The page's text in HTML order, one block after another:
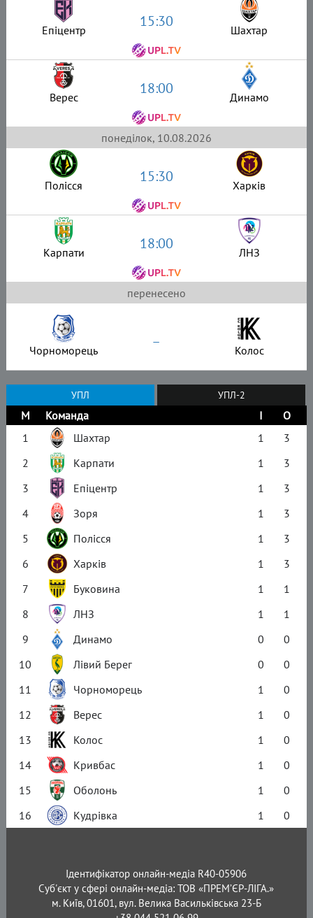
Епіцентр 15:30 Шахтар
Верес 18:00 Динамо
понеділок, 10.08.2026
Полісся 15:30 Харків
Карпати 18:00 ЛНЗ
перенесено
Чорноморець – Колос
УПЛ УПЛ-2
М Команда І
О
1
Шахтар 1
3
2
Карпати 1
3
3
Епіцентр 1
3
4
Зоря 1
3
5
Полісся 1
3
6
Харків 1
3
7
Буковина 1
1
8
ЛНЗ 1
1
9
Динамо 0
0
10
Лівий Берег 0
0
11
Чорноморець 1
0
12
Верес 1
0
13
Колос 1
0
14
Кривбас 1
0
15
Оболонь 1
0
16
Кудрівка 1 0
Ідентифікатор онлайн-медіа R40-05906
Суб'єкт у сфері онлайн-медіа: ТОВ «ПРЕМ’ЄР-ЛІГА.»
м. Київ, 01601, вул. Велика Васильківська 23-Б